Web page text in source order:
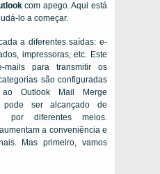
com apego. Aqui está
lo a começar.
a diferentes saídas: e-
impressoras, etc. Este
para transmitir os
são configuradas
Outlook Mail Merge
pode ser alcançado de
por diferentes meios.
a conveniência e
Mas primeiro, vamos